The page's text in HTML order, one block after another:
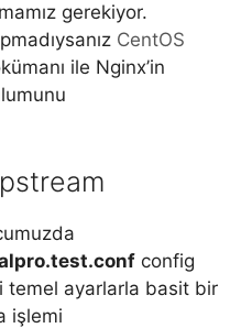
gerekiyor.
CentOS
ile Nginx’in
config
temel ayarlarla basit bir
işlemi